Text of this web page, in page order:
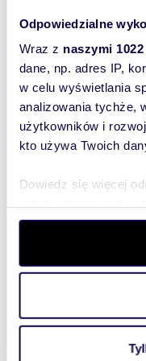
Odpowiedzialne
Wraz z naszymi
dane, np. adres IP,
w celu wyświetlania
analizowania tychże,
użytkowników i
kto używa Twoich
Dowiedz się więcej
szczegółów. W
wycofać swoją zgodę
aby oferować
witrynie. Informacje
analitycznym.